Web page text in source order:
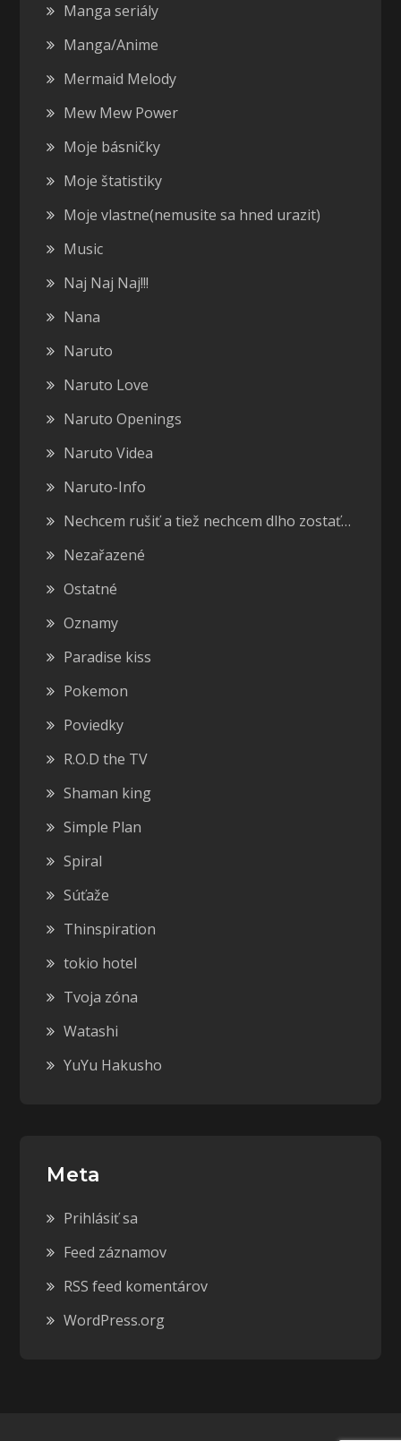
Manga seriály
Manga/Anime
Mermaid Melody
Mew Mew Power
Moje básničky
Moje štatistiky
Moje vlastne(nemusite sa hned urazit)
Music
Naj Naj Naj!!!
Nana
Naruto
Naruto Love
Naruto Openings
Naruto Videa
Naruto-Info
Nechcem rušiť a tiež nechcem dlho zostať…
Nezařazené
Ostatné
Oznamy
Paradise kiss
Pokemon
Poviedky
R.O.D the TV
Shaman king
Simple Plan
Spiral
Súťaže
Thinspiration
tokio hotel
Tvoja zóna
Watashi
YuYu Hakusho
Meta
Prihlásiť sa
Feed záznamov
RSS feed komentárov
WordPress.org